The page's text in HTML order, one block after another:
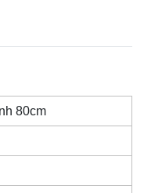
80cm